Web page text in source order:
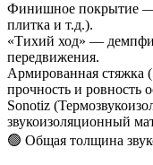
Финишное покрытие —
плитка и т.д.).
«Тихий ход» —
передвижения.
Армированная стяжка
прочность и ровность
Sonotiz
звукоизоляционный
🟢 Общая толщина